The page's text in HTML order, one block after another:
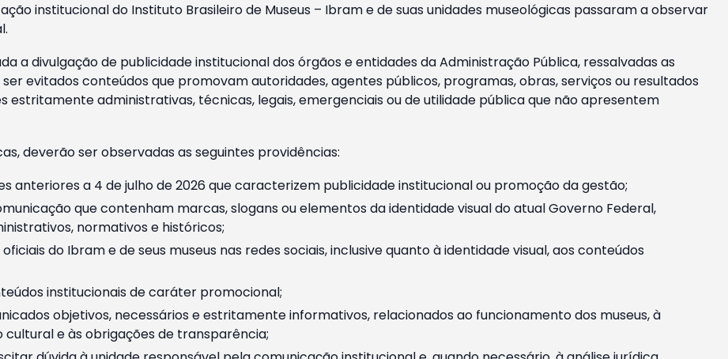
institucional do Instituto Brasileiro de Museus – Ibram e de suas unidades museológicas passaram a observar
a divulgação de publicidade institucional dos órgãos e entidades da Administração Pública, ressalvadas as
evitados conteúdos que promovam autoridades, agentes públicos, programas, obras, serviços ou resultados
administrativas, técnicas, legais, emergenciais ou de utilidade pública que não apresentem
deverão ser observadas as seguintes providências:
anteriores a 4 de julho de 2026 que caracterizem publicidade institucional ou promoção da gestão;
que contenham marcas, slogans ou elementos da identidade visual do atual Governo Federal,
normativos e históricos;
do Ibram e de seus museus nas redes sociais, inclusive quanto à identidade visual, aos conteúdos
institucionais de caráter promocional;
objetivos, necessários e estritamente informativos, relacionados ao funcionamento dos museus, à
e às obrigações de transparência;